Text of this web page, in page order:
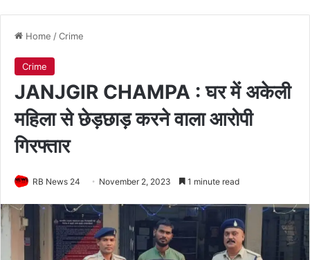
Home /Crime
Crime
JANJGIR CHAMPA : घर में अकेली
महिला से छेड़छाड़ करने वाला आरोपी
गिरफ्तार
RB News 24 November 2, 2023 1 minute read